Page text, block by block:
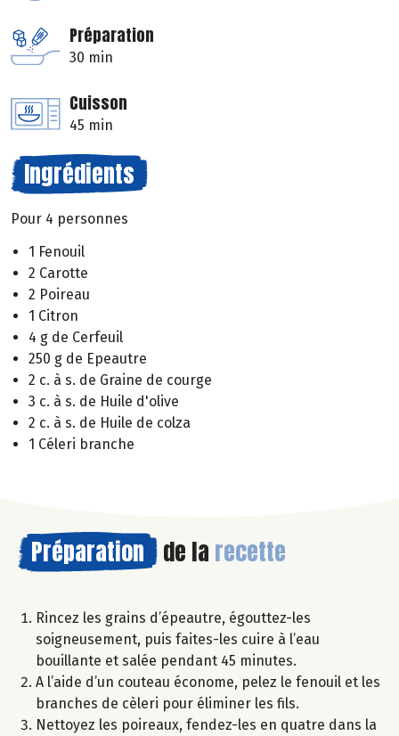
Préparation
30 min
Cuisson
45 min
Ingrédients
Pour 4 personnes
1 Fenouil
2 Carotte
2 Poireau
1 Citron
4 g de Cerfeuil
250 g de Epeautre
2 c. à s. de Graine de courge
3 c. à s. de Huile d'olive
2 c. à s. de Huile de colza
1 Céleri branche
Préparation de la recette
Rincez les grains d’épeautre, égouttez-les
soigneusement, puis faites-les cuire à l’eau
bouillante et salée pendant 45 minutes.
A l’aide d’un couteau économe, pelez le fenouil et les
branches de cèleri pour éliminer les fils.
Nettoyez les poireaux, fendez-les en quatre dans la